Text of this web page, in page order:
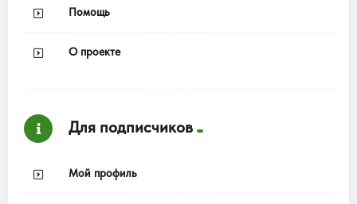
Помощь
О проекте
Для подписчиков
Мой профиль